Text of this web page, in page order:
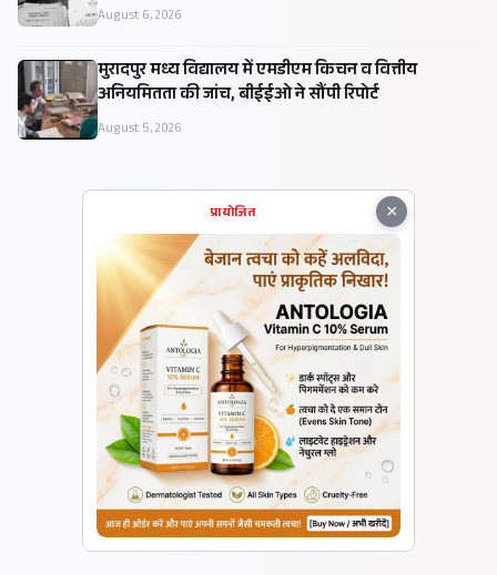
August 6, 2026
मुरादपुर मध्य विद्यालय में एमडीएम किचन व वित्तीय
अनियमितता की जांच, बीईईओ ने सौंपी रिपोर्ट
August 5, 2026
×
प्रायोजित